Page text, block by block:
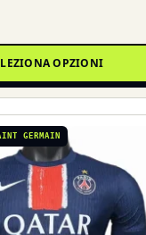
OPZIONI
GERMAIN